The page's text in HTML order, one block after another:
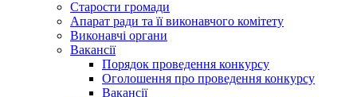
Старости громади
Апарат ради та її виконавчого комітету
Виконавчі органи
Вакансії
Порядок проведення конкурсу
Оголошення про проведення конкурсу
Вакансії